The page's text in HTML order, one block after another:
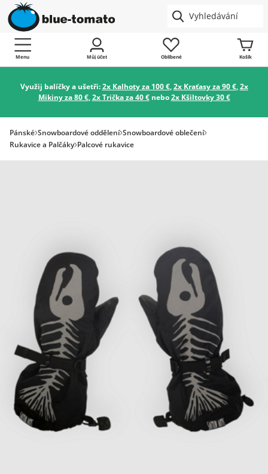
Menu Můj účet Oblíbené Košík
Využij balíčky a ušetři:2x Kalhoty za 100 €,2x Kraťasy za 90 €,2x
Mikiny za 80 €,2x Trička za 40 €nebo2x Kšiltovky 30 €
Pánské Snowboardové oddělení Snowboardové oblečení
Rukavice a Palčáky Palcové rukavice